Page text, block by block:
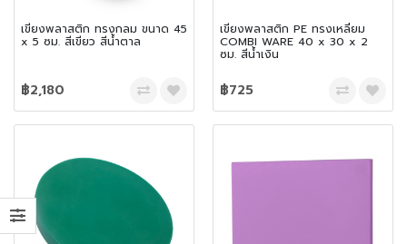
เขียงพลาสติก ทรงกลม ขนาด 45
x 5 ซม. สีเขียว สีน้ำตาล
฿2,180
เขียงพลาสติก PE ทรงเหลี่ยม
COMBI WARE 40 x 30 x 2
ซม. สีน้ำเงิน
฿725